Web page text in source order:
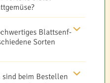
Blattsenf-
Sorten
beim Bestellen